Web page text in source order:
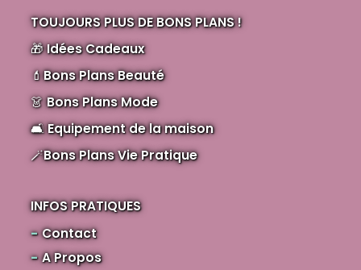
TOUJOURS PLUS DE BONS PLANS !
🎁Idées Cadeaux
💄Bons Plans Beauté
👗Bons Plans Mode
🛋️Equipement de la maison
🪄Bons Plans Vie Pratique
INFOS PRATIQUES
Contact
A Propos